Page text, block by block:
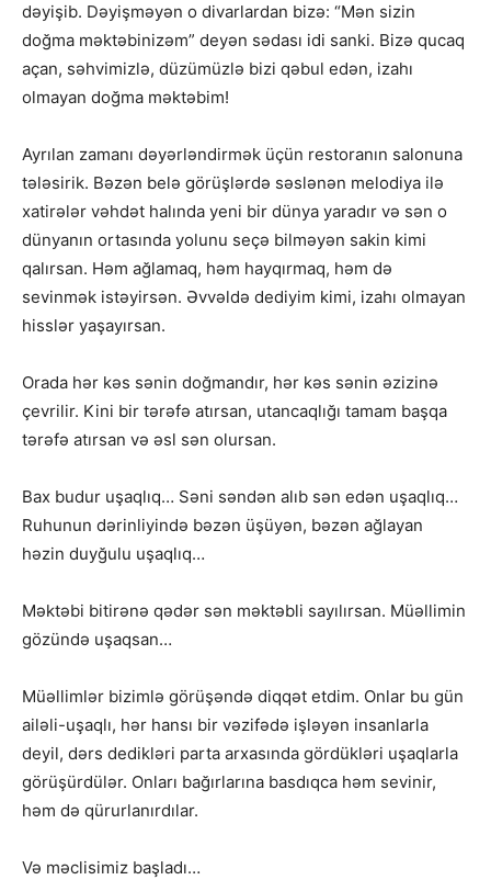
dəyişib. Dəyişməyən o divarlardan bizə: “Mən sizin
doğma məktəbinizəm” deyən sədası idi sanki. Bizə qucaq
açan, səhvimizlə, düzümüzlə bizi qəbul edən, izahı
olmayan doğma məktəbim!
Ayrılan zamanı dəyərləndirmək üçün restoranın salonuna
tələsirik. Bəzən belə görüşlərdə səslənən melodiya ilə
xatirələr vəhdət halında yeni bir dünya yaradır və sən o
dünyanın ortasında yolunu seçə bilməyən sakin kimi
qalırsan. Həm ağlamaq, həm hayqırmaq, həm də
sevinmək istəyirsən. Əvvəldə dediyim kimi, izahı olmayan
hisslər yaşayırsan.
Orada hər kəs sənin doğmandır, hər kəs sənin əzizinə
çevrilir. Kini bir tərəfə atırsan, utancaqlığı tamam başqa
tərəfə atırsan və əsl sən olursan.
Bax budur uşaqlıq… Səni səndən alıb sən edən uşaqlıq…
Ruhunun dərinliyində bəzən üşüyən, bəzən ağlayan
həzin duyğulu uşaqlıq…
Məktəbi bitirənə qədər sən məktəbli sayılırsan. Müəllimin
gözündə uşaqsan…
Müəllimlər bizimlə görüşəndə diqqət etdim. Onlar bu gün
ailəli-uşaqlı, hər hansı bir vəzifədə işləyən insanlarla
deyil, dərs dedikləri parta arxasında gördükləri uşaqlarla
görüşürdülər. Onları bağırlarına basdıqca həm sevinir,
həm də qürurlanırdılar.
Və məclisimiz başladı…